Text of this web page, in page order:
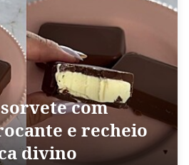
com
e recheio
divino